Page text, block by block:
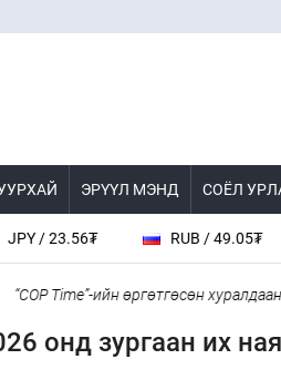
ЭРҮҮЛ МЭНД СОЁЛ
23.56₮ RUB / 49.05₮
Time”-ийн өргөтгөсөн хуралдаан
онд зургаан их